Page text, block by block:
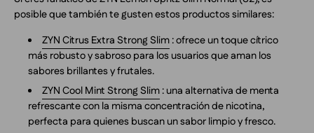
posible que también te gusten estos productos similares:
ZYN Citrus Extra Strong Slim : ofrece un toque cítrico
más robusto y sabroso para los usuarios que aman los
sabores brillantes y frutales.
ZYN Cool Mint Strong Slim : una alternativa de menta
refrescante con la misma concentración de nicotina,
perfecta para quienes buscan un sabor limpio y fresco.